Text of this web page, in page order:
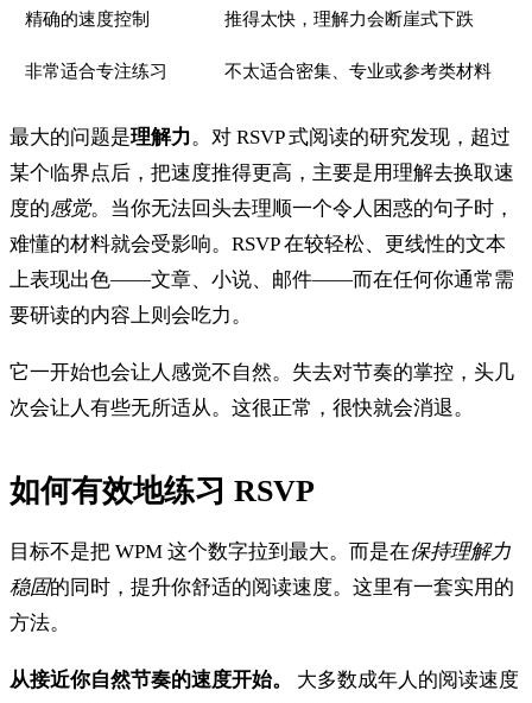
精确的速度控制 推得太快，理解力会断崖式下跌
非常适合专注练习 不太适合密集、专业或参考类材料
最大的问题是理解力。对 RSVP 式阅读的研究发现，超过
某个临界点后，把速度推得更高，主要是用理解去换取速
度的感觉。当你无法回头去理顺一个令人困惑的句子时，
难懂的材料就会受影响。RSVP 在较轻松、更线性的文本
上表现出色——文章、小说、邮件——而在任何你通常需
要研读的内容上则会吃力。
它一开始也会让人感觉不自然。失去对节奏的掌控，头几
次会让人有些无所适从。这很正常，很快就会消退。
如何有效地练习 RSVP
目标不是把 WPM 这个数字拉到最大。而是在保持理解力
稳固的同时，提升你舒适的阅读速度。这里有一套实用的
方法。
从接近你自然节奏的速度开始。
大多数成年人的阅读速度